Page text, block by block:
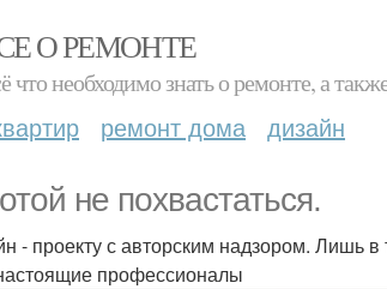
О РЕМОНТЕ
что необходимо знать о ремонте, а
ремонт дома дизайн
не похвастаться.
- проекту с авторским надзором. Лишь в
профессионалы